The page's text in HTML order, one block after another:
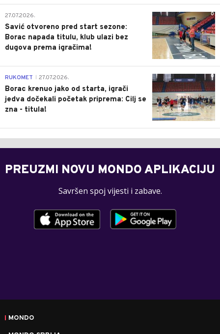
0
27.07.2026.
Savić otvoreno pred start sezone:
Borac napada titulu, klub ulazi bez
dugova prema igračima!
0
RUKOMET 27.07.2026.
Borac krenuo jako od starta, igrači
jedva dočekali početak priprema: Cilj se
zna - titula!
PREUZMI NOVU MONDO APLIKACIJU
Savršen spoj vijesti i zabave.
MONDO